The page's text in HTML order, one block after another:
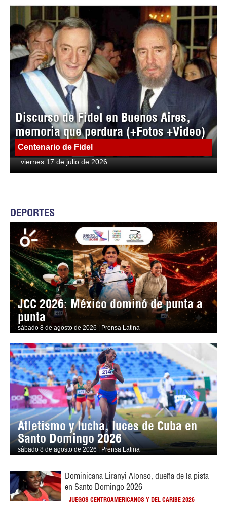
Discurso de Fidel en Buenos Aires,
memoria que perdura (+Fotos +Video)
Centenario de Fidel
viernes 17 de julio de 2026
DEPORTES
JCC 2026: México dominó de punta a
punta
sábado 8 de agosto de 2026 | Prensa Latina
Atletismo y lucha, luces de Cuba en
Santo Domingo 2026
sábado 8 de agosto de 2026 | Prensa Latina
Dominicana Liranyi Alonso, dueña de la pista
en Santo Domingo 2026
JUEGOS CENTROAMERICANOS Y DEL CARIBE 2026